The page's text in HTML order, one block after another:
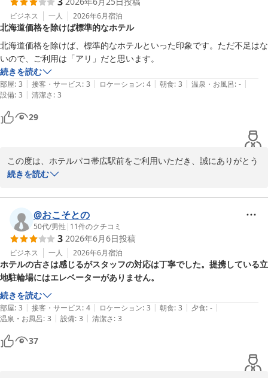
ただけると幸いです。
次回のご利用を、お待ち申し上げております。
フロント　廣井
ホテルパコ帯広駅前（旧ホテルパコ帯広２）
2026-07-03
ビジネス 一人 2026年6月宿泊
北海道価格を除けば標準的なホテル
北海道価格を除けば、標準的なホテルといった印象です。ただ不足はな
いので、ご利用は「アリ」だと思います。
続きを読む
部屋: 3 | 接客・サービス: 3 | ロケーション: 4 | 朝食: 3 | 温泉・お風呂: - |
設備: 3 | 清潔さ: 3
29
この度は、ホテルパコ帯広駅前をご利用いただき、誠にありがとう
ございます。
う、スタッフ一同気を引き締めて参ります。
次回のご利用を、心よりお待ち申し上げております。ご投稿いただ
き、ありがとうございました。
フロント　廣井
ホテルパコ帯広駅前（旧ホテルパコ帯広２）
2026-06-27
続きを読む
@おこそとの
50代/男性 | 11件のクチコミ
3 2026年6月6日投稿
ビジネス 一人 2026年6月宿泊
ホテルの古さは感じるがスタッフの対応は丁寧でした。提携している立
地駐輪場にはエレベーターがありません。
続きを読む
部屋: 3 | 接客・サービス: 4 | ロケーション: 3 | 朝食: 3 | 夕食: - |
温泉・お風呂: 3 | 設備: 3 | 清潔さ: 3
37